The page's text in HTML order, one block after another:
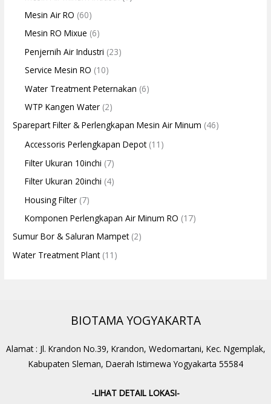
Mesin Air RO (60)
Mesin RO Mixue (6)
Penjernih Air Industri (23)
Service Mesin RO (10)
Water Treatment Peternakan (6)
WTP Kangen Water (2)
Sparepart Filter & Perlengkapan Mesin Air Minum (46)
Accessoris Perlengkapan Depot(11)
Filter Ukuran 10inchi (7)
Filter Ukuran 20inchi (4)
Housing Filter (7)
Komponen Perlengkapan Air Minum RO (17)
Sumur Bor & Saluran Mampet(2)
Water Treatment Plant(11)
BIOTAMA YOGYAKARTA
Alamat : Jl. Krandon No.39, Krandon, Wedomartani, Kec. Ngemplak,
Kabupaten Sleman, Daerah Istimewa Yogyakarta 55584
-LIHAT DETAIL LOKASI-